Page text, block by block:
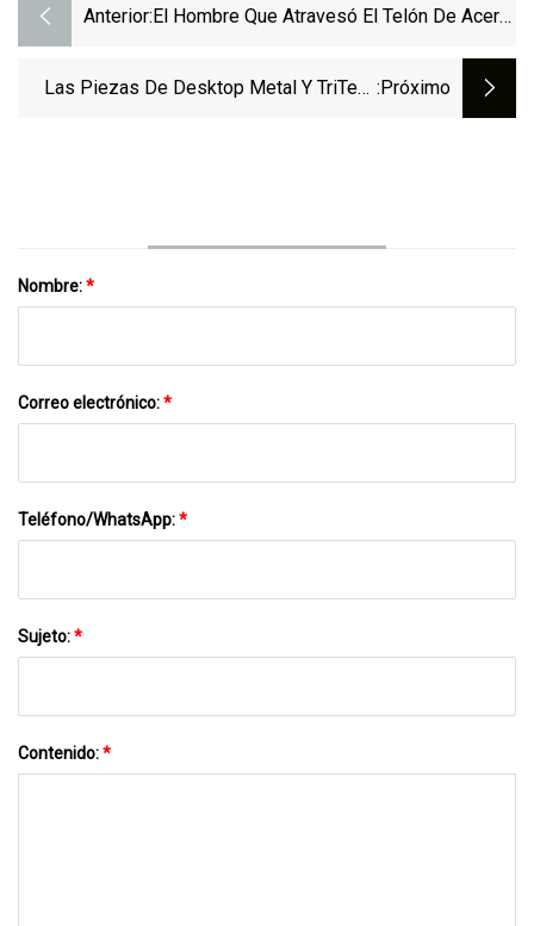
Anterior: El Hombre Que Atravesó El Telón De Acero
Las Piezas De Desktop Metal Y TriTech :próximo
Nombre:*
Correo electrónico:*
Teléfono/WhatsApp:*
Sujeto:*
Contenido:*